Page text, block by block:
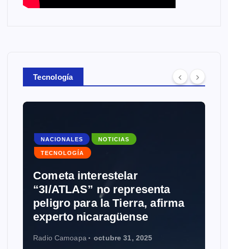
Tecnología
NACIONALES NOTICIAS
TECNOLOGÍA
Cometa interestelar
“3I/ATLAS” no representa
peligro para la Tierra, afirma
experto nicaragüense
Radio Camoapa octubre 31, 2025